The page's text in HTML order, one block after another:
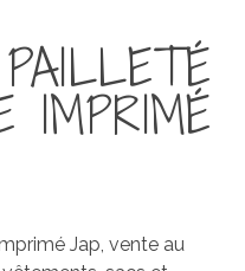
IMPRIMÉ
Jap, vente au